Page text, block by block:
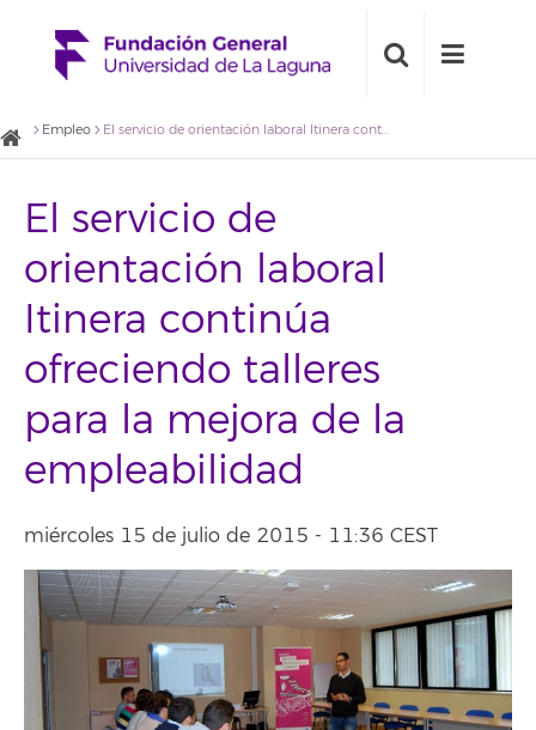
Empleo El servicio de orientación laboral Itinera continúa ofreciendo talleres para la mejora de la empleabilidad
El servicio de
orientación laboral
Itinera continúa
ofreciendo talleres
para la mejora de la
empleabilidad
miércoles 15 de julio de 2015 - 11:36 CEST